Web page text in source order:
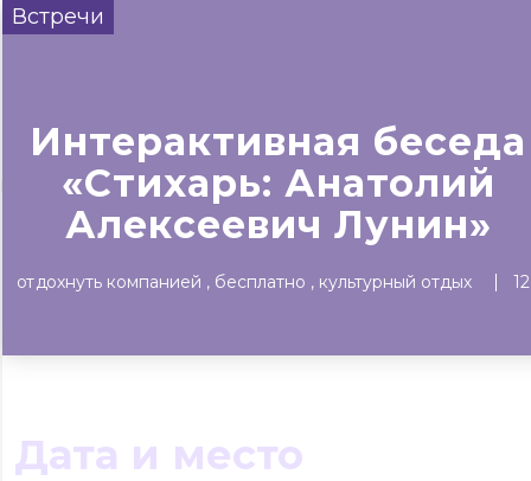
Концерты Театр Детям Выставки
Встречи
Интерактивная беседа
«Стихарь: Анатолий
Алексеевич Лунин»
отдохнуть компанией бесплатно культурный отдых
Дата и место